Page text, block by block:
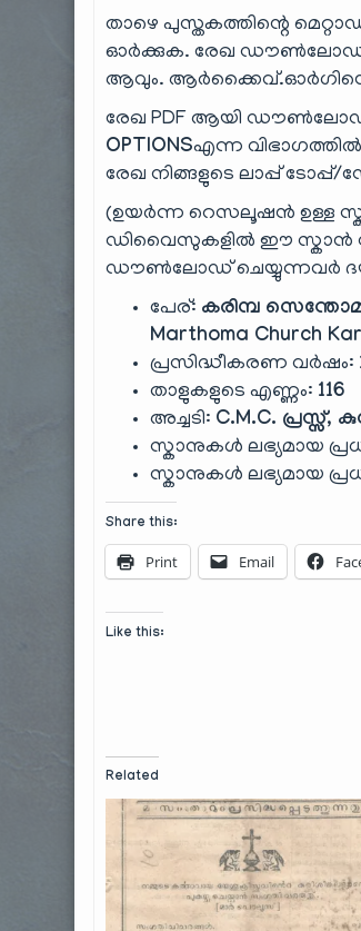
താഴെ പുസ്തകത്തിന്റെ
ഓർക്കുക. രേഖ ഡൗൺലോഡ്
ആവും.
രേഖ PDF ആയി
OPTIONSഎന്ന വിഭാഗത്തിൽ
രേഖ നിങ്ങളുടെ ലാപ്പ്
(ഉയർന്ന റെസലൂഷൻ
ഡിവൈസുകളിൽ ഈ സ്കാൻ
ഡൗൺലോഡ് ചെയ്യുന്നവർ
പേര്: കരിമ്പ
Marthoma Church
പ്രസിദ്ധീകരണ വർഷം:
താളുകളുടെ എണ്ണം: 116
അച്ചടി: C.M.C. പ്രസ്സ്,
സ്കാനുകൾ ലഭ്യമായ
സ്കാനുകൾ ലഭ്യമായ
Share this:
Print Email
Like this:
Related